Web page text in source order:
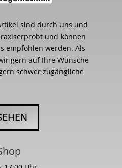
sind durch uns und
und können
empfohlen werden. Als
gern auf Ihre Wünsche
schwer zugängliche